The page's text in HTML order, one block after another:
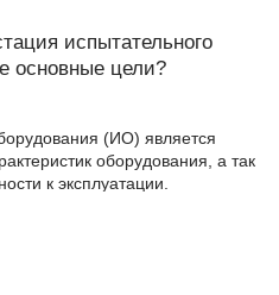
испытательного
основные цели?
(ИО) является
оборудования, а так
к эксплуатации.